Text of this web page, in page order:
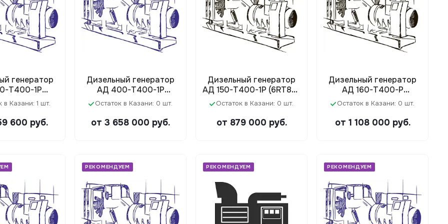
генератор
Т400-1Р
в Казани: 1 шт.
600 руб.
Дизельный генератор
АД 400-Т400-1Р
(Doosan)
Остаток в Казани: 0 шт.
от 3 658 000 руб.
РЕКОМЕНДУЕМ
Дизельный генератор
АД 150-Т400-1Р (6RT80-
176DE)
Остаток в Казани: 0 шт.
от 879 000 руб.
РЕКОМЕНДУЕМ
Дизельный генератор
АД 160-Т400-Р
(D610D200A)
Остаток в Казани: 0 шт.
от 1 108 000 руб.
РЕКОМЕНДУЕМ